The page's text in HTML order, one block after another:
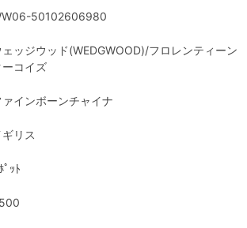
50102606980
ェッジウッド(WEDGWOOD)/フロレンティーン
ーコイズ
ァインボーンチャイナ
ギリス
ﾟｯﾄ